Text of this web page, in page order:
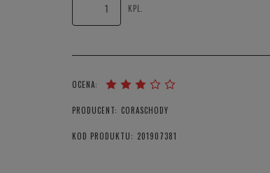
KPL.
OCENA:
PRODUCENT: CORASCHODY
KOD PRODUKTU: 201907381